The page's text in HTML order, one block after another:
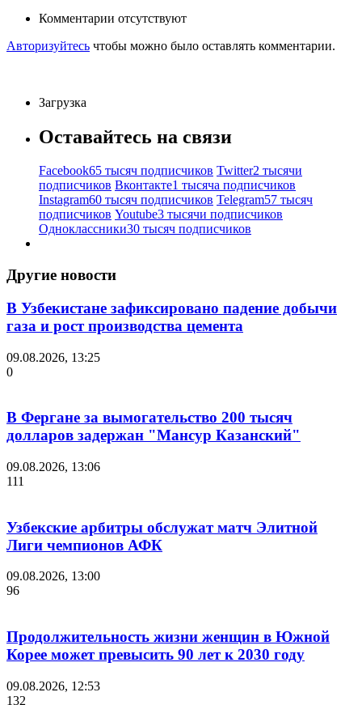
Комментарии отсутствуют
Авторизуйтесь чтобы можно было оставлять комментарии.
Загрузка
Оставайтесь на связи
Facebook65 тысяч подписчиков Twitter2 тысячи
подписчиков Вконтакте1 тысяча подписчиков
Instagram60 тысяч подписчиков Telegram57 тысяч
подписчиков Youtube3 тысячи подписчиков
Одноклассники30 тысяч подписчиков
Другие новости
В Узбекистане зафиксировано падение добычи
газа и рост производства цемента
09.08.2026, 13:25
0
В Фергане за вымогательство 200 тысяч
долларов задержан "Мансур Казанский"
09.08.2026, 13:06
111
Узбекские арбитры обслужат матч Элитной
Лиги чемпионов АФК
09.08.2026, 13:00
96
Продолжительность жизни женщин в Южной
Корее может превысить 90 лет к 2030 году
09.08.2026, 12:53
132